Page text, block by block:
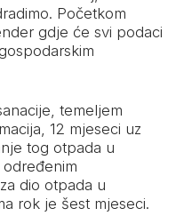
Početkom
gdje će svi podaci
temeljem
12 mjeseci uz
tog otpada u
dio otpada u
rok je šest mjeseci.